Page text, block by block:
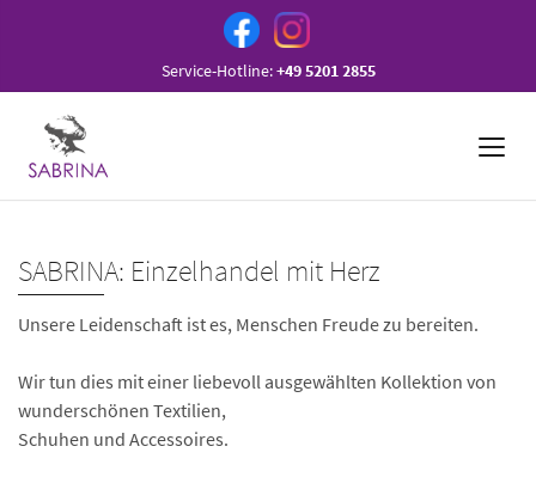
Service-Hotline:+49 5201 2855
SABRINA: Einzelhandel mit Herz
Unsere Leidenschaft ist es, Menschen Freude zu bereiten.
Wir tun dies mit einer liebevoll ausgewählten Kollektion von
wunderschönen Textilien,
Schuhen und Accessoires.